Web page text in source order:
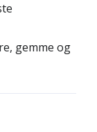
gemme og